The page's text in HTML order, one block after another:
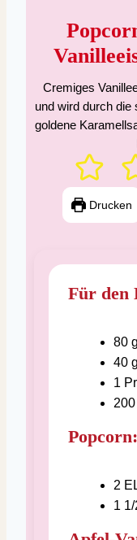
Cremiges
und wird durch
goldene
Drucken
Für den
80 g
40 g
1
200
Popcorn:
2
1 1/